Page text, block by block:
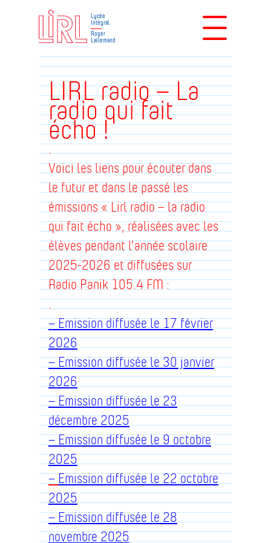
Lycée
Intégral
Roger
Lallemand
LIRL radio – La
radio qui fait
écho !
.
Voici les liens pour écouter dans
le futur et dans le passé les
émissions « Lirl radio – la radio
qui fait écho »,réalisées avec les
élèves pendant l’année scolaire
2025-2026 et diffusées sur
Radio Panik 105.4 FM :
.
– Emission diffusée le 17 février
2026
– Emission diffusée le 30 janvier
2026
– Emission diffusée le 23
décembre 2025
– Emission diffusée le 9 octobre
2025
–Emission diffusée le 22 octobre
2025
– Emission diffusée le 28
novembre 2025